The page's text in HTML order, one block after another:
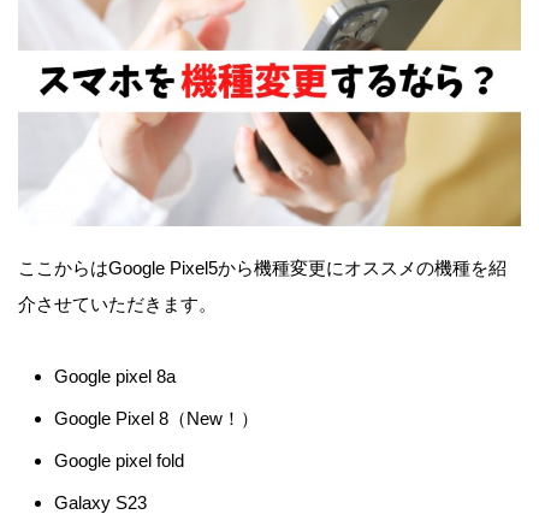
ここからはGoogle Pixel5から機種変更にオススメの機種を紹
介させていただきます。
Google pixel 8a
Google Pixel 8（New！）
Google pixel fold
Galaxy S23